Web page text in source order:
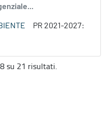
PR 2021-2027:
su 21 risultati.